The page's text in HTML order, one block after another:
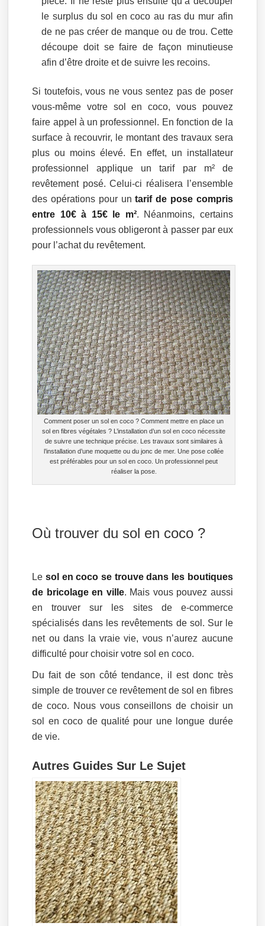
le surplus du sol en coco au ras du mur afin
de ne pas créer de manque ou de trou. Cette
découpe doit se faire de façon minutieuse
afin d’être droite et de suivre les recoins.
Si toutefois, vous ne vous sentez pas de poser
vous-même votre sol en coco, vous pouvez
faire appel à un professionnel. En fonction de la
surface à recouvrir, le montant des travaux sera
plus ou moins élevé. En effet, un installateur
professionnel applique un tarif par m² de
revêtement posé. Celui-ci réalisera l’ensemble
des opérations pour untarif de pose compris
entre 10€ à 15€ le m². Néanmoins, certains
professionnels vous obligeront à passer par eux
pour l’achat du revêtement.
Comment poser un sol en coco ? Comment mettre en place un
sol en fibres végétales ? L’installation d’un sol en coco nécessite
de suivre une technique précise. Les travaux sont similaires à
l’installation d’une moquette ou du jonc de mer. Une pose collée
est préférables pour un sol en coco. Un professionnel peut
réaliser la pose.
Où trouver du sol en coco ?
Lesol en coco se trouve dans les boutiques
de bricolage en ville. Mais vous pouvez aussi
en trouver sur les sites de e-commerce
spécialisés dans les revêtements de sol. Sur le
net ou dans la vraie vie, vous n’aurez aucune
difficulté pour choisir votre sol en coco.
Du fait de son côté tendance, il est donc très
simple de trouver ce revêtement de sol en fibres
de coco. Nous vous conseillons de choisir un
sol en coco de qualité pour une longue durée
de vie.
Autres Guides Sur Le Sujet